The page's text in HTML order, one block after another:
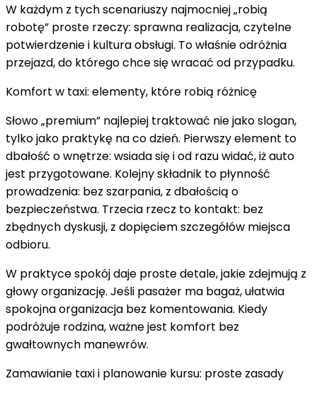
W każdym z tych scenariuszy najmocniej „robią
robotę” proste rzeczy: sprawna realizacja, czytelne
potwierdzenie i kultura obsługi. To właśnie odróżnia
przejazd, do którego chce się wracać od przypadku.
Komfort w taxi: elementy, które robią różnicę
Słowo „premium” najlepiej traktować nie jako slogan,
tylko jako praktykę na co dzień. Pierwszy element to
dbałość o wnętrze: wsiada się i od razu widać, iż auto
jest przygotowane. Kolejny składnik to płynność
prowadzenia: bez szarpania, z dbałością o
bezpieczeństwa. Trzecia rzecz to kontakt: bez
zbędnych dyskusji, z dopięciem szczegółów miejsca
odbioru.
W praktyce spokój daje proste detale, jakie zdejmują z
głowy organizację. Jeśli pasażer ma bagaż, ułatwia
spokojna organizacja bez komentowania. Kiedy
podróżuje rodzina, ważne jest komfort bez
gwałtownych manewrów.
Zamawianie taxi i planowanie kursu: proste zasady